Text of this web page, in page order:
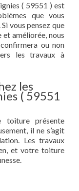
( 59551 ) est
que vous
vous pensez que
améliorée, nous
ou non
les travaux à
les
( 59551
présente
il ne s’agit
Les travaux
et votre toiture